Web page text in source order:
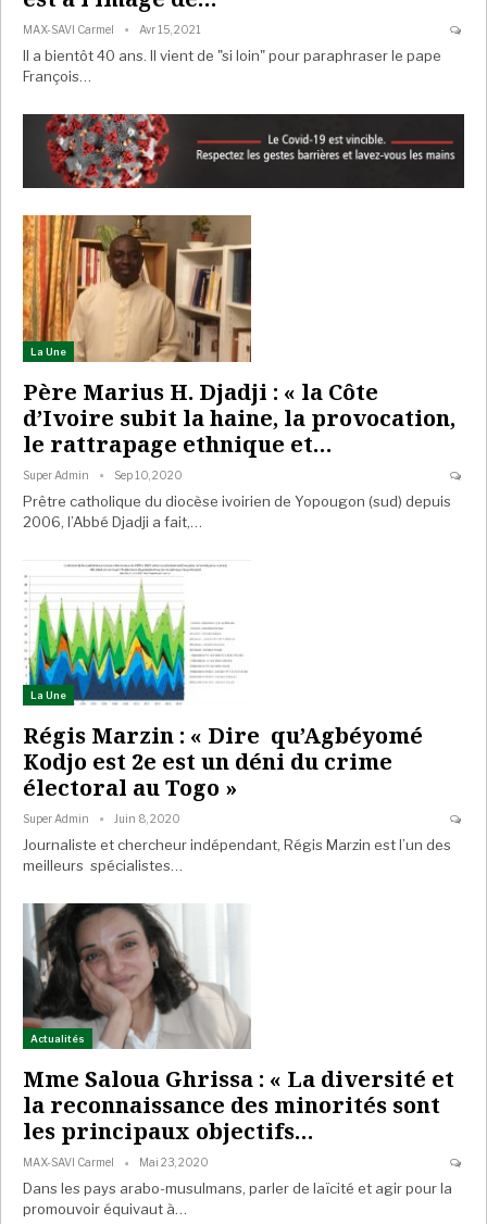
MAX-SAVI Carmel Avr 15, 2021
Il a bientôt 40 ans. Il vient de "si loin" pour paraphraser le pape
François…
La Une
Père Marius H. Djadji : « la Côte
d’Ivoire subit la haine, la provocation,
le rattrapage ethnique et…
Super Admin Sep 10, 2020
Prêtre catholique du diocèse ivoirien de Yopougon (sud) depuis
2006, l’Abbé Djadji a fait,…
La Une
Régis Marzin : « Dire qu’Agbéyomé
Kodjo est 2e est un déni du crime
électoral au Togo »
Super Admin Juin 8, 2020
Journaliste et chercheur indépendant, Régis Marzin est l’un des
meilleurs spécialistes…
Actualités
Mme Saloua Ghrissa : « La diversité et
la reconnaissance des minorités sont
les principaux objectifs…
MAX-SAVI Carmel Mai 23, 2020
Dans les pays arabo-musulmans, parler de laïcité et agir pour la
promouvoir équivaut à…